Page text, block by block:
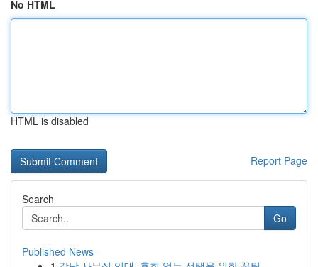
No HTML
HTML is disabled
Report Page
Search
Go
Published News